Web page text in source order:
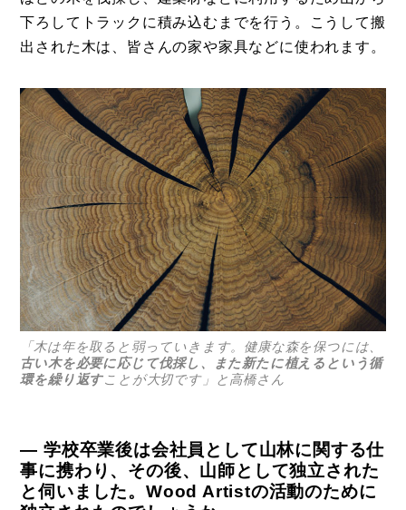
下ろしてトラックに積み込むまでを行う。こうして搬
出された木は、皆さんの家や家具などに使われます。
「木は年を取ると弱っていきます。健康な森を保つには、
古い木を必要に応じて伐採し、また新たに植えるという循
環を繰り返すことが大切です」と高橋さん
― 学校卒業後は会社員として山林に関する仕
事に携わり、その後、山師として独立された
と伺いました。Wood Artistの活動のために